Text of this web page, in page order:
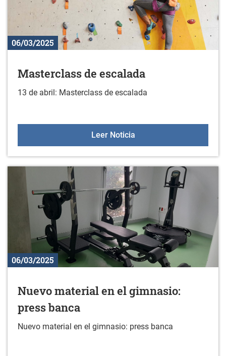
06/03/2025
Masterclass de escalada
13 de abril: Masterclass de escalada
Leer NoticiaMasterclass de escalada
06/03/2025
Nuevo material en el gimnasio:
press banca
Nuevo material en el gimnasio: press banca